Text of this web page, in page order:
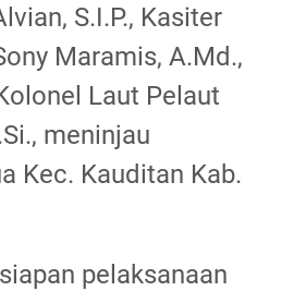
S.I.P., Kasiter
Maramis, A.Md.,
Laut Pelaut
meninjau
Kec. Kauditan Kab.
pelaksanaan